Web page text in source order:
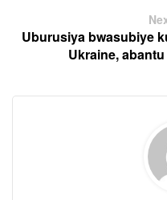
Uburusiya bwasubiye
Ukraine,